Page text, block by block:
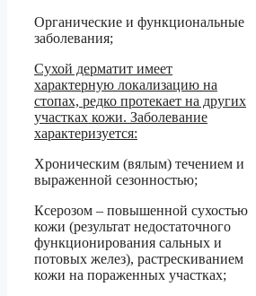
Органические и функциональные
заболевания;
Сухой дерматит имеет
характерную локализацию на
стопах, редко протекает на других
участках кожи. Заболевание
характеризуется:
Хроническим (вялым) течением и
выраженной сезонностью;
Ксерозом – повышенной сухостью
кожи (результат недостаточного
функционирования сальных и
потовых желез), растрескиванием
кожи на пораженных участках;